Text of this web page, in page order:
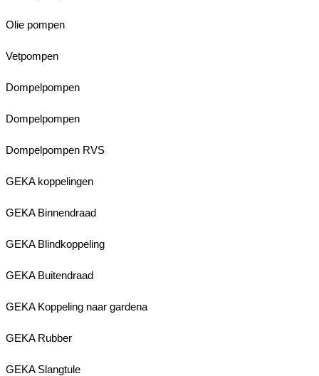
Olie pompen
Vetpompen
Dompelpompen
Dompelpompen
Dompelpompen RVS
GEKA koppelingen
GEKA Binnendraad
GEKA Blindkoppeling
GEKA Buitendraad
GEKA Koppeling naar gardena
GEKA Rubber
GEKA Slangtule